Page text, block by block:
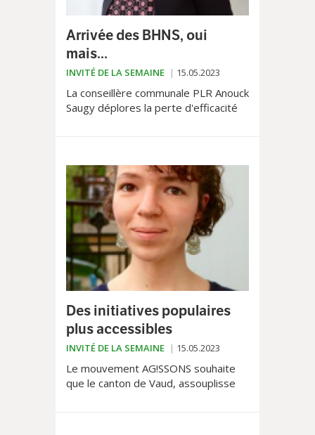
Arrivée des BHNS, oui
mais...
INVITÉ DE LA SEMAINE 15.05.2023
La conseillère communale PLR Anouck
Saugy déplores la perte d'efficacité
Des initiatives populaires
plus accessibles
INVITÉ DE LA SEMAINE 15.05.2023
Le mouvement AG!SSONS souhaite
que le canton de Vaud, assouplisse